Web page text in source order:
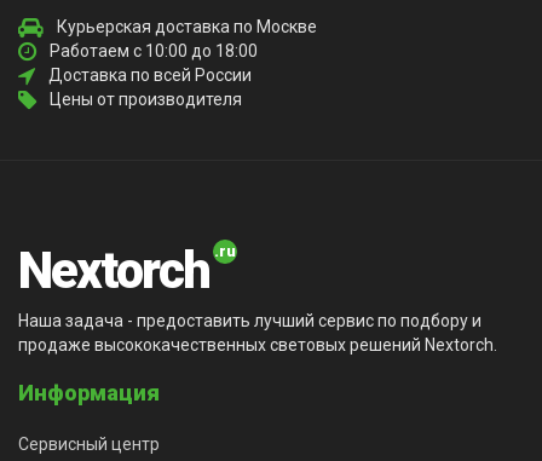
Курьерская доставка по Москве
Работаем с 10:00 до 18:00
Доставка по всей России
Цены от производителя
Nextorch
Наша задача - предоставить лучший сервис по подбору и
продаже высококачественных световых решений Nextorch.
Информация
Сервисный центр